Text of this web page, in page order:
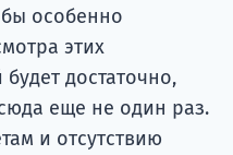
особенно
этих
достаточно,
еще не один раз.
и отсутствию